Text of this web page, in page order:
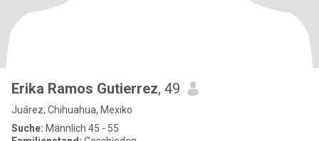
Erika Ramos Gutierrez, 49
Juárez, Chihuahua, Mexiko
Suche: Männlich 45 - 55